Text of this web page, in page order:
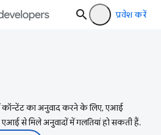
प्रवेश करें
कॉन्टेंट का अनुवाद करने के लिए, एआई
से मिले अनुवादों में गलतियां हो सकती हैं.